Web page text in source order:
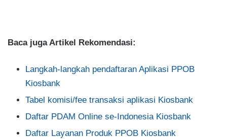
Baca juga Artikel Rekomendasi:
Langkah-langkah pendaftaran Aplikasi PPOB
Kiosbank
Tabel komisi/fee transaksi aplikasi Kiosbank
Daftar PDAM Online se-Indonesia Kiosbank
Daftar Layanan Produk PPOB Kiosbank